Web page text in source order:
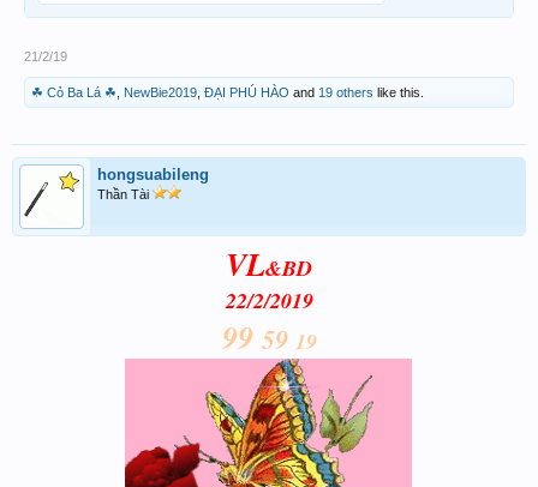
21/2/19
☘ Cỏ Ba Lá ☘ NewBie2019 ĐẠI PHÚ HÀO and 19 others like this.
hongsuabileng
Thần Tài
VL&BD
22/2/2019
99 59 19